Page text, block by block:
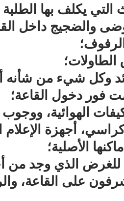
التي يكلف بها
والضجيج داخل
وكل شيء من شأنه
فور دخول القاعة؛
الهوائية، ووجوب
أجهزة الإعلام
الأصلية؛
للغرض الذي وجد من
على القاعة،